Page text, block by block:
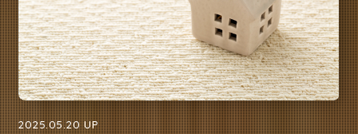
2025.05.20 UP